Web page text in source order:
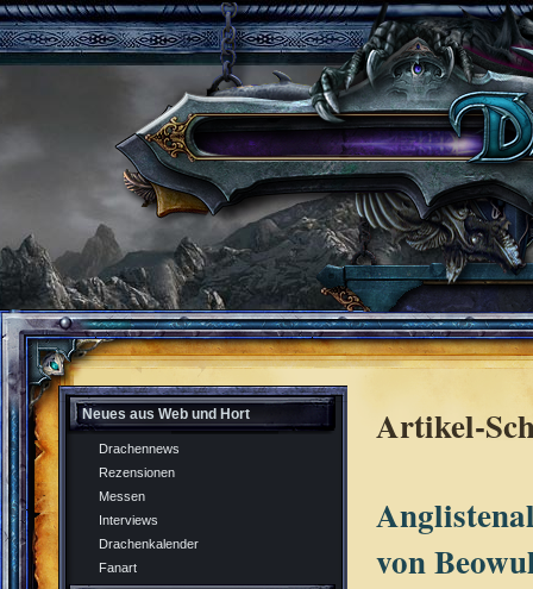
Neues aus Web und Hort
Drachennews
Rezensionen
Messen
Interviews
Drachenkalender
Fanart
Artikel-
von